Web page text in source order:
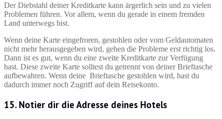
Der Diebstahl deiner Kreditkarte kann ärgerlich sein und zu vielen
Problemen führen. Vor allem, wenn du gerade in einem fremden
Land unterwegs bist.
Wenn deine Karte eingefroren, gestohlen oder vom Geldautomaten
nicht mehr herausgegeben wird, gehen die Probleme erst richtig los.
Dann ist es gut, wenn du eine zweite Kreditkarte zur Verfügung
hast. Diese zweite Karte solltest du getrennt von deiner Brieftasche
aufbewahren. Wenn deine Brieftasche gestohlen wird, hast du
dadurch immer noch Zugriff auf dein Reisekonto.
15. Notier dir die Adresse deines Hotels